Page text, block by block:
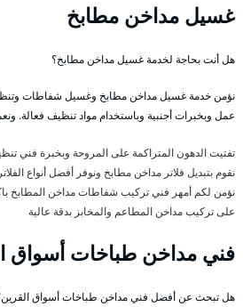
غسيل مداخن مطابخ
هل أنت بحاجة لخدمة غسيل مداخن مطابخ؟
نؤمن خدمة غسيل مداخن مطابخ وغسيل شفاطات
عمل وبخبرات أجنبية وباستخدام مواد تنظيف فعالة.
تفتيت الدهون المتراكمة على المروحة وبخبرة فني
نقوم بتبديل فلاتر مداخن مطابخ ونوفر أفضل أنواع
نؤمن لكم أمهر فني تركيب شفاطات مداخن المطابخ
على تركيب مداخن المطاعم والمخابز بدقة عالية
فني مداخن طباخات أسواق
هل تبحث عن أفضل فني مداخن طباخات أسواق